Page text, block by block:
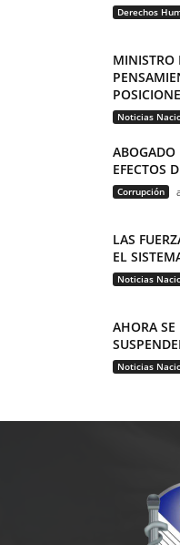
Derechos
MINISTRO
Noticias
ABOGADO
EFECTOS
Corrupción
LAS
EL
Noticias
AHORA SE
Noticias